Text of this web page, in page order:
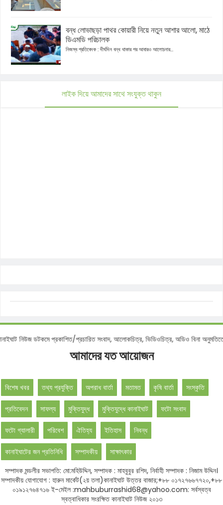
বন্ধ লোভাছড়া পাথর কোয়ারী নিয়ে নতুন আশার আলো, মাঠে
ডিএমডি পরিচালক
নিজস্ব প্রতিবেদক : দীর্ঘদিন বন্ধ থাকার পর আবারও আলোচনার...
লাইক দিয়ে আমাদের সাথে সংযুক্ত থাকুন
:কানাইঘাট নিউজ ডটকমে প্রকাশিত/প্রচারিত সংবাদ, আলোকচিত্র, ভিডিওচিত্র, অডিও বিনা
আমাদের যত আয়োজন
বিশেষ খবর তথ্য প্রযুক্তি অপরাধ বার্তা মতামত কৃষি বার্তা সংস্কৃতি
প্রতিবেদন সাফল্য মুক্তিযুদ্ধ মুক্তিযুদ্ধে কানাইঘাট ফটো সংবাদ
ফটো গ্যালারী পরিবেশ ঐতিহ্য ইতিহাস নিবন্ধ
কানাইঘাটের জন প্রতিনিধি সম্পাদকীয়
সাক্ষাৎকার
সম্পাদক মন্ডলীর সভাপতি: মো:মহিউদ্দিন, সম্পাদক : মাহবুবুর রশিদ, নির্বাহী সম্পাদক : নিজাম উদ্দিন।
সম্পাদকীয় যোগাযোগ : হারুন মার্কেট(২য় তলা)কানাইঘাট উত্তর বাজার;+৮৮ ০১৭২৭৬৬৭৭২০,+৮৮
০১৯১২৭৬৪৭১৬ ই-মেইল :mahbuburrashid68@yahoo.com: সর্বস্বত্ব
স্বত্বাধিকার সংরক্ষিত কানাইঘাট নিউজ ২০১৩